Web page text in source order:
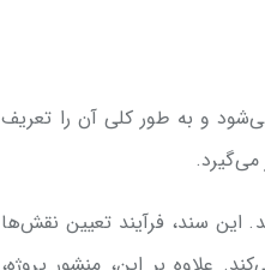
و به طور کلی آن را تعریف
این سند، فرآیند تعیین نقش‌ها